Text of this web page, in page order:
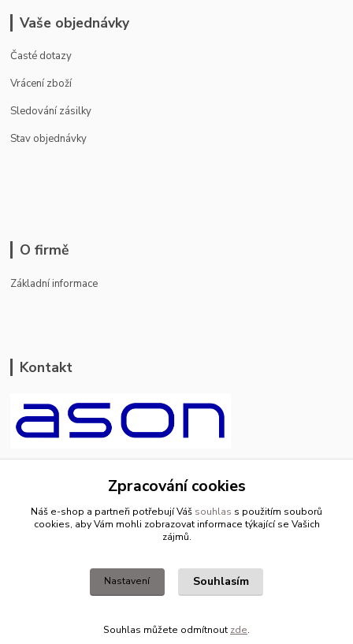
Vaše objednávky
Časté dotazy
Vrácení zboží
Sledování zásilky
Stav objednávky
O firmě
Základní informace
Kontakt
+420 799 500 769
pracovní dny 8-11hod.,13-15hod.
Zpracování cookies
Náš e-shop a partneři potřebují Váš souhlas s použitím souborů
cookies, aby Vám mohli zobrazovat informace týkající se Vašich
zájmů.
Nastavení Souhlasím
Souhlas můžete odmítnout zde.